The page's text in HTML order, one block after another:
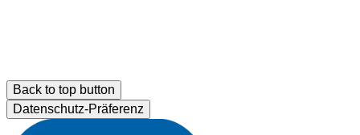
Back to top button
Datenschutz-Präferenz